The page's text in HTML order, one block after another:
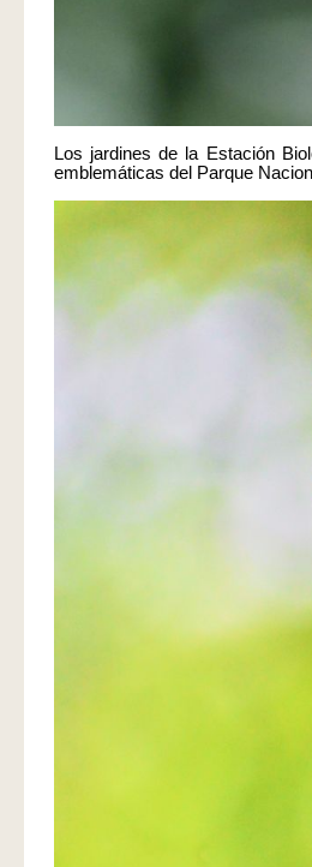
Los jardines de la Estación
emblemáticas del Parque